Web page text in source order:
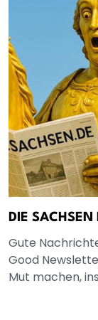
DIE
Gute
Good
Mut machen,